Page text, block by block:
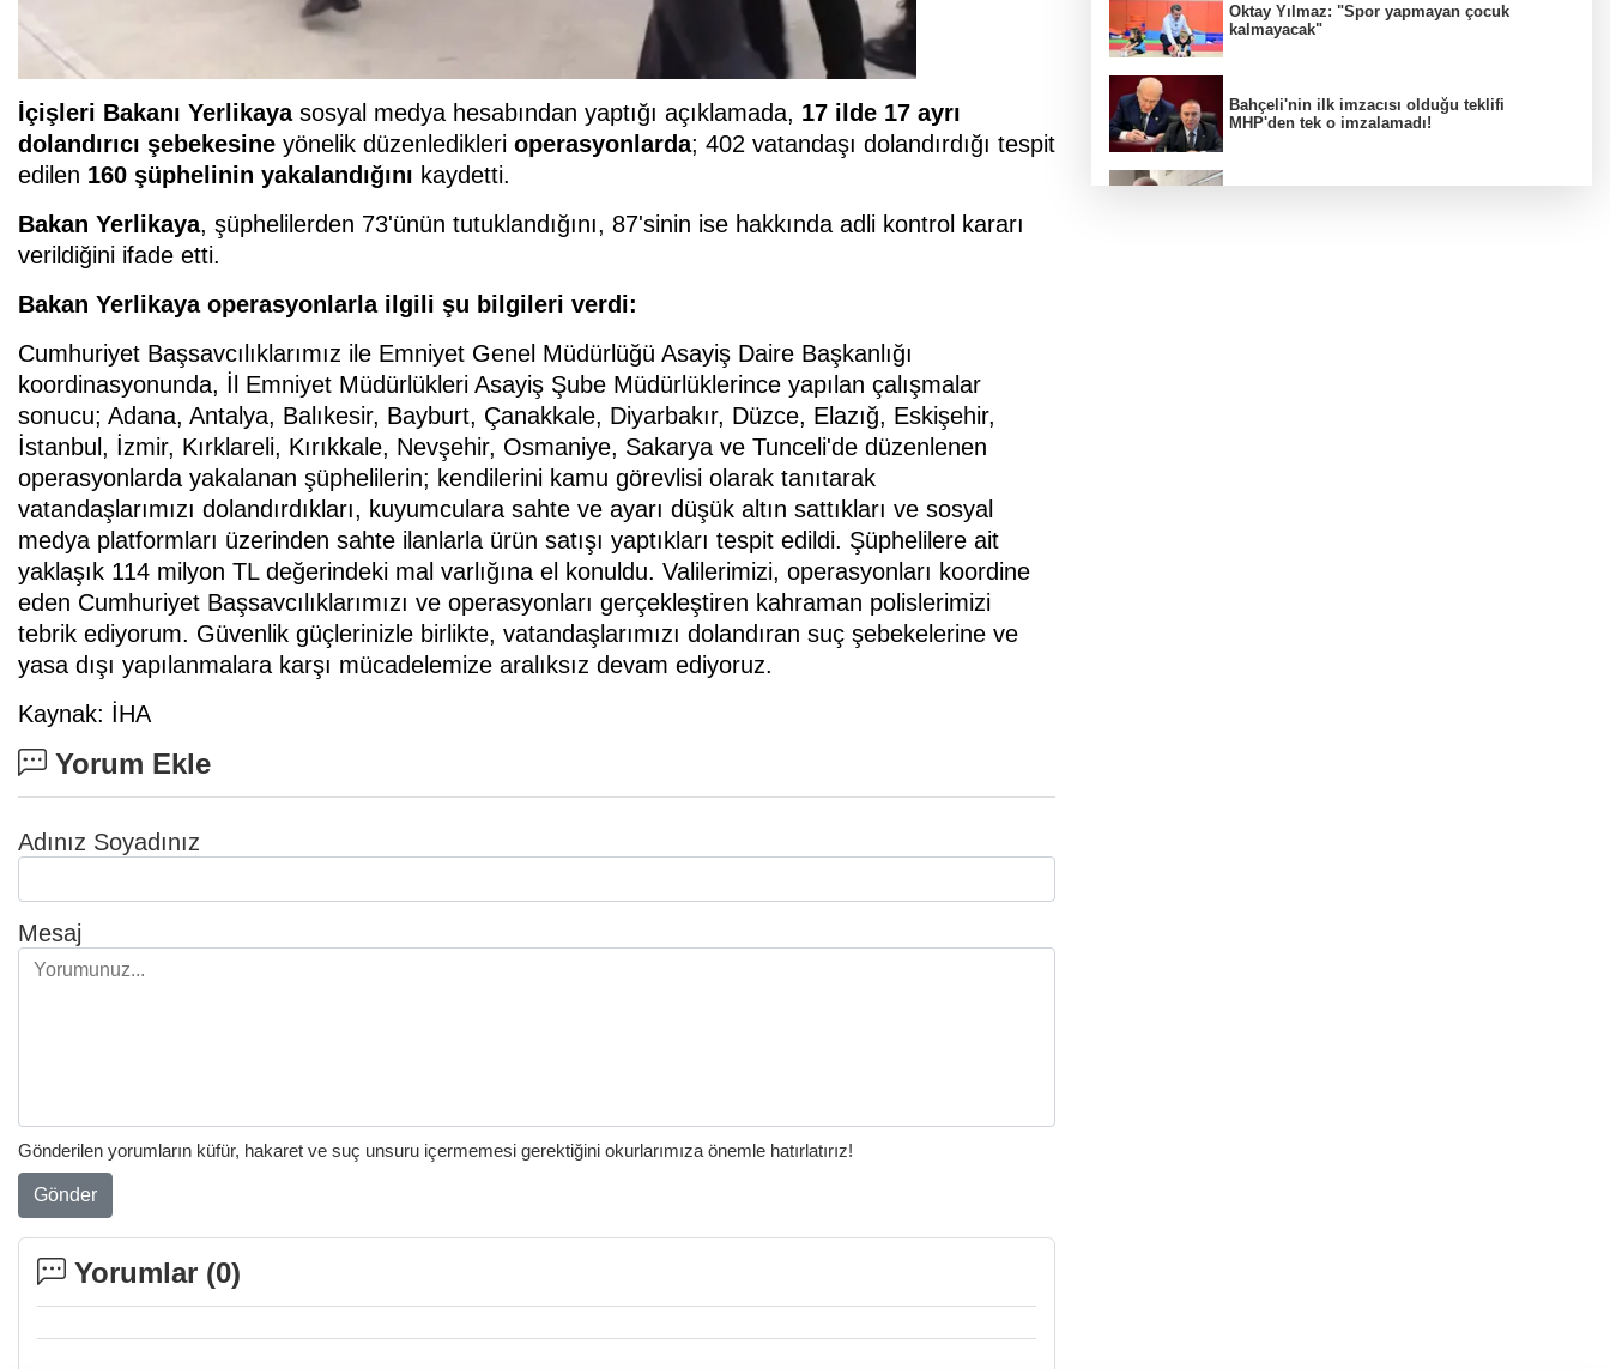
İçişleri Bakanı Yerlikayasosyal medya hesabından yaptığı açıklamada, 17 ilde 17 ayrı
dolandırıcı şebekesine yönelik düzenledikleri operasyonlarda; 402 vatandaşı dolandırdığı tespit
edilen 160 şüphelinin yakalandığını kaydetti.
Bakan Yerlikaya, şüphelilerden 73'ünün tutuklandığını, 87'sinin ise hakkında adli kontrol kararı
verildiğini ifade etti.
Bakan Yerlikaya operasyonlarla ilgili şu bilgileri verdi:
Cumhuriyet Başsavcılıklarımız ile Emniyet Genel Müdürlüğü Asayiş Daire Başkanlığı
koordinasyonunda, İl Emniyet Müdürlükleri Asayiş Şube Müdürlüklerince yapılan çalışmalar
sonucu; Adana, Antalya, Balıkesir, Bayburt, Çanakkale, Diyarbakır, Düzce, Elazığ, Eskişehir,
İstanbul, İzmir, Kırklareli, Kırıkkale, Nevşehir, Osmaniye, Sakarya ve Tunceli'de düzenlenen
operasyonlarda yakalanan şüphelilerin; kendilerini kamu görevlisi olarak tanıtarak
vatandaşlarımızı dolandırdıkları, kuyumculara sahte ve ayarı düşük altın sattıkları ve sosyal
medya platformları üzerinden sahte ilanlarla ürün satışı yaptıkları tespit edildi. Şüphelilere ait
yaklaşık 114 milyon TL değerindeki mal varlığına el konuldu. Valilerimizi, operasyonları koordine
eden Cumhuriyet Başsavcılıklarımızı ve operasyonları gerçekleştiren kahraman polislerimizi
tebrik ediyorum. Güvenlik güçlerinizle birlikte, vatandaşlarımızı dolandıran suç şebekelerine ve
yasa dışı yapılanmalara karşı mücadelemize aralıksız devam ediyoruz.
Kaynak: İHA
Yorum Ekle
Adınız Soyadınız
Mesaj
Gönderilen yorumların küfür, hakaret ve suç unsuru içermemesi gerektiğini okurlarımıza önemle hatırlatırız!
Gönder
Yorumlar (0)
Oktay Yılmaz: "Spor yapmayan çocuk
kalmayacak"
Bahçeli'nin ilk imzacısı olduğu teklifi
MHP'den tek o imzalamadı!